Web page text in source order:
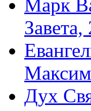
Марк
Дух